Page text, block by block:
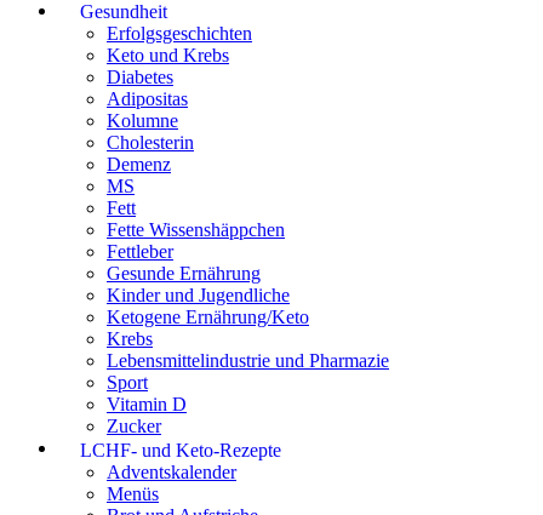
Gesundheit
Erfolgsgeschichten
Keto und Krebs
Diabetes
Adipositas
Kolumne
Cholesterin
Demenz
MS
Fett
Fette Wissenshäppchen
Fettleber
Gesunde Ernährung
Kinder und Jugendliche
Ketogene Ernährung/Keto
Krebs
Lebensmittelindustrie und Pharmazie
Sport
Vitamin D
Zucker
LCHF- und Keto-Rezepte
Adventskalender
Menüs